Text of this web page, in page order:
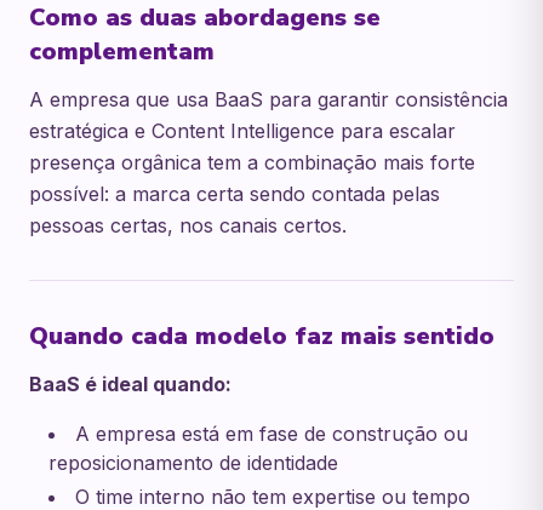
Como as duas abordagens se
complementam
A empresa que usa BaaS para garantir consistência
estratégica e Content Intelligence para escalar
presença orgânica tem a combinação mais forte
possível: a marca certa sendo contada pelas
pessoas certas, nos canais certos.
Quando cada modelo faz mais sentido
BaaS é ideal quando:
A empresa está em fase de construção ou
reposicionamento de identidade
O time interno não tem expertise ou tempo